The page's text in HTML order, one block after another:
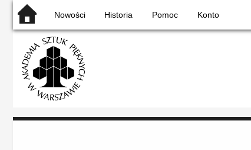
Nowości Historia Pomoc Konto